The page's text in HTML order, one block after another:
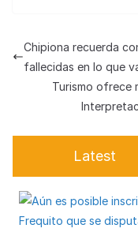
s
A
p
e
b
o
o
k
Chipiona recuerda
fallecidas en lo que
Turismo ofrece
Latest